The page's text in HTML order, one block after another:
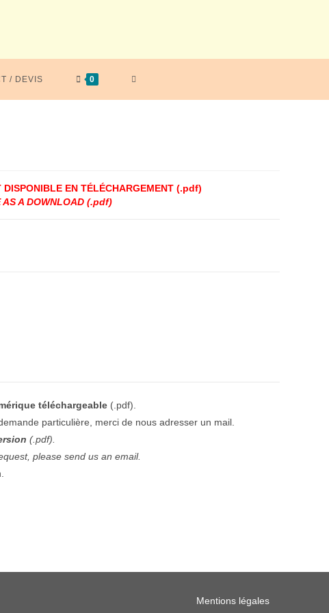
/ DEVIS 0 TOGGLE
téléchargeable (.pdf).
particulière, merci de nous adresser un mail.
(.pdf).
please send us an email.
Mentions légales